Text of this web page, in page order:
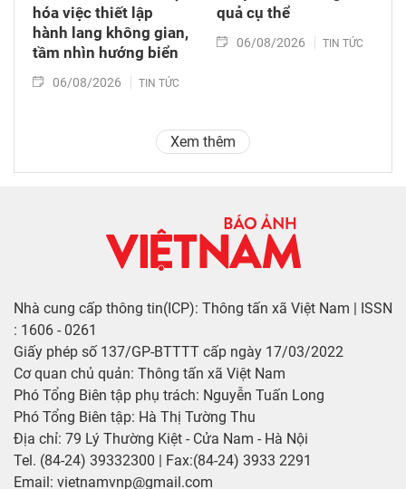
hóa việc thiết lập
hành lang không gian,
tầm nhìn hướng biển
06/08/2026 TIN TỨC
quả cụ thể
06/08/2026 TIN TỨC
Xem thêm
Nhà cung cấp thông tin(ICP): Thông tấn xã Việt Nam | ISSN
: 1606 - 0261
Giấy phép số 137/GP-BTTTT cấp ngày 17/03/2022
Cơ quan chủ quản: Thông tấn xã Việt Nam
Phó Tổng Biên tập phụ trách: Nguyễn Tuấn Long
Phó Tổng Biên tập: Hà Thị Tường Thu
Địa chỉ: 79 Lý Thường Kiệt - Cửa Nam - Hà Nội
Tel. (84-24) 39332300 | Fax:(84-24) 3933 2291
Email: vietnamvnp@gmail.com